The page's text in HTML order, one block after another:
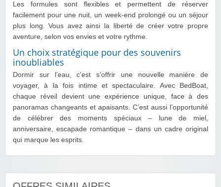
Les formules sont flexibles et permettent de réserver
facilement pour une nuit, un week-end prolongé ou un séjour
plus long. Vous avez ainsi la liberté de créer votre propre
aventure, selon vos envies et votre rythme.
Un choix stratégique pour des souvenirs
inoubliables
Dormir sur l’eau, c’est s’offrir une nouvelle manière de
voyager, à la fois intime et spectaculaire. Avec BedBoat,
chaque réveil devient une expérience unique, face à des
panoramas changeants et apaisants. C’est aussi l’opportunité
de célébrer des moments spéciaux – lune de miel,
anniversaire, escapade romantique – dans un cadre original
qui marque les esprits.